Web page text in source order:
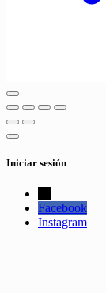
Iniciar sesión
Facebook
Instagram